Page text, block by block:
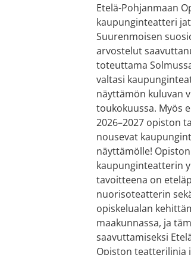
Etelä-Pohjanmaan
kaupunginteatteri
Suurenmoisen
arvostelut
toteuttama
valtasi
näyttämön kuluvan
toukokuussa. Myös
2026–2027 opiston
nousevat
näyttämölle!
kaupunginteatterin
tavoitteena on
nuorisoteatterin
opiskelualan
maakunnassa, ja
saavuttamiseksi
Opiston teatterilinja